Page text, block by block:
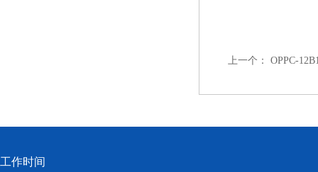
上一个： OPPC-
工作时间